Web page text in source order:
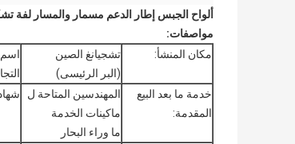
ألواح الجبس إطار الدعم مسمار والمسار لفة
مواصفات:
مكان المنشأ:
تشجيانغ الصين
(البر الرئيسى)
اسم
خدمة ما بعد البيع
المقدمة:
المهندسين المتاحة ل
ماكينات الخدمة
ما وراء البحار